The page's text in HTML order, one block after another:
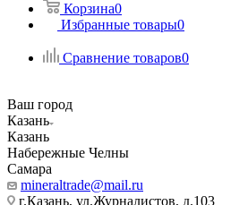
Корзина0
Избранные товары0
Сравнение товаров0
Ваш город
Казань
Казань
Набережные Челны
Самара
mineraltrade@mail.ru
г.Казань, ул.Журналистов, д.103